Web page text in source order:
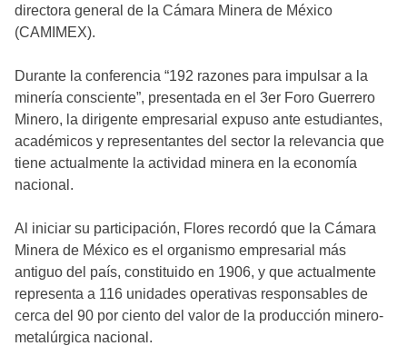
directora general de la Cámara Minera de México
(CAMIMEX).
Durante la conferencia “192 razones para impulsar a la
minería consciente”, presentada en el 3er Foro Guerrero
Minero, la dirigente empresarial expuso ante estudiantes,
académicos y representantes del sector la relevancia que
tiene actualmente la actividad minera en la economía
nacional.
Al iniciar su participación, Flores recordó que la Cámara
Minera de México es el organismo empresarial más
antiguo del país, constituido en 1906, y que actualmente
representa a 116 unidades operativas responsables de
cerca del 90 por ciento del valor de la producción minero-
metalúrgica nacional.